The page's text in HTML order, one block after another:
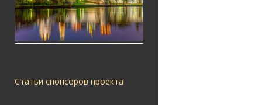
Статьи спонсоров проекта